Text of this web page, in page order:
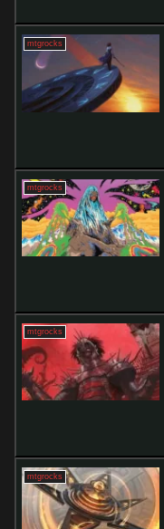
mtgrocks
mtgrocks
mtgrocks
mtgrocks